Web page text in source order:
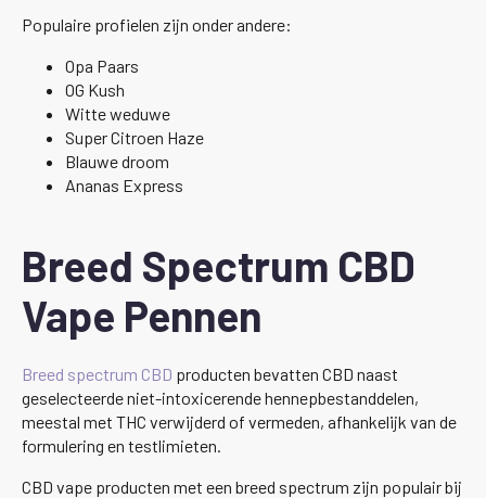
Populaire profielen zijn onder andere:
Opa Paars
OG Kush
Witte weduwe
Super Citroen Haze
Blauwe droom
Ananas Express
Breed Spectrum CBD
Vape Pennen
Breed spectrum CBD producten bevatten CBD naast
geselecteerde niet-intoxicerende hennepbestanddelen,
meestal met THC verwijderd of vermeden, afhankelijk van de
formulering en testlimieten.
CBD vape producten met een breed spectrum zijn populair bij